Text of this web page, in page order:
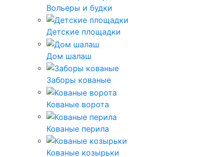
Вольеры и будки
Детские площадки
Дом шалаш
Заборы кованые
Кованые ворота
Кованые перила
Кованые козырьки